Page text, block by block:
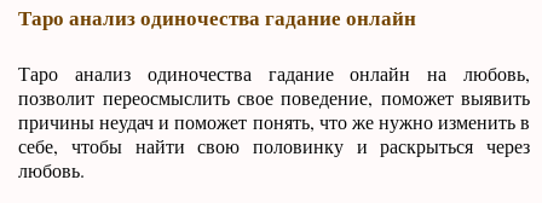
Таро анализ одиночества гадание онлайн
Таро анализ одиночества гадание онлайн на любовь,
позволит переосмыслить свое поведение, поможет выявить
причины неудач и поможет понять, что же нужно изменить в
себе, чтобы найти свою половинку и раскрыться через
любовь.